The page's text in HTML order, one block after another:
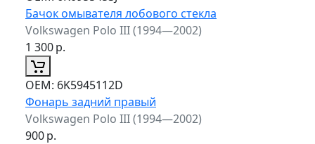
Бачок омывателя лобового стекла
Volkswagen Polo III (1994—2002)
1 300р.
ОЕМ: 6K5945112D
Фонарь задний правый
Volkswagen Polo III (1994—2002)
900р.